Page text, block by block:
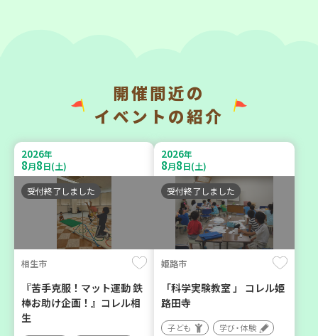
神戸市長田区
で遊ぼう♪ 親子で楽しい
夏祭り
親子で楽しむ
神戸市東灘区
ティールームすみれ会」
（毎月第2金曜日）
食 カフェ・つどい場
9月23日(水)
2026年
9月10日(木)
開催間近の
イベントの紹介
2026年
8月8日(土)
受付終了しました
相生市
『苦手克服！マット運動 鉄
棒お助け企画！』コレル相
生
2026年
8月8日(土)
受付終了しました
姫路市
「科学実験教室 」 コレル姫
路田寺
子ども 学び・体験